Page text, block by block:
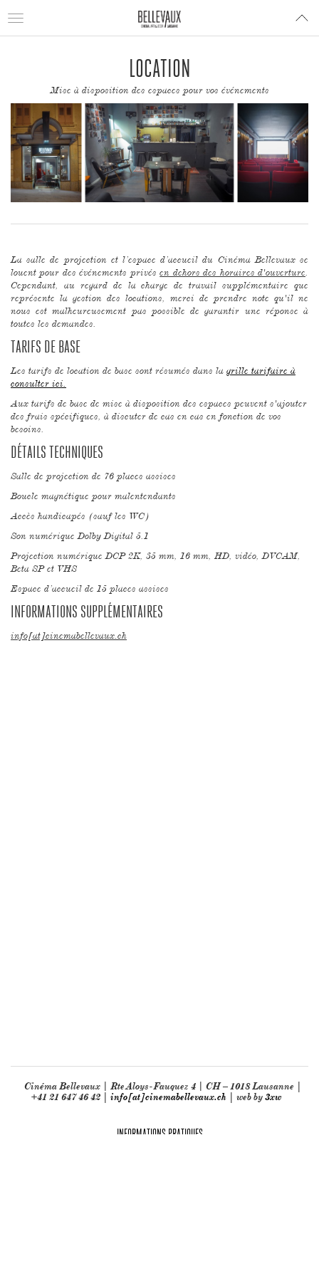
Toggle
LOCATION
Mise à disposition des espaces pour vos événements
La salle de projection et l’espace d’accueil du Cinéma Bellevaux se
louent pour des événements privésen dehors des horaires d'ouverture.
Cependant, au regard de la charge de travail supplémentaire que
représente la gestion des locations, merci de prendre note qu'il ne
nous est malheureusement pas possible de garantir une réponse à
toutes les demandes.
TARIFS DE BASE
Les tarifs de location de base sont résumés dans la grille tarifaire à
consulter ici.
Aux tarifs de base de mise à disposition des espaces peuvent s'ajouter
des frais spécifiques, à discuter de cas en cas en fonction de vos
besoins.
DÉTAILS TECHNIQUES
Salle de projection de 76 places assises
Boucle magnétique pour malentendants
Accès handicapés (sauf les WC)
Son numérique Dolby Digital 5.1
Projection numérique DCP 2K, 35 mm, 16 mm, HD, vidéo, DVCAM,
Beta SP et VHS
Espace d’accueil de 15 places assises
INFORMATIONS SUPPLÉMENTAIRES
info[at]cinemabellevaux.ch
Cinéma Bellevaux | Rte Aloys-Fauquez 4 | CH – 1018 Lausanne |
+41 21 647 46 42 | info[at]cinemabellevaux.ch | web by3xw
INFORMATIONS PRATIQUES